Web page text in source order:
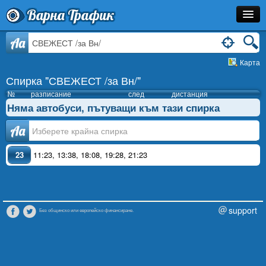
Варна Трафик
Спирка
Разписание
Как Да Стигна?
Инфо
Aa
Карта
Спирка "СВЕЖЕСТ /за Вн/"
№ разписание след дистанция
Няма автобуси, пътуващи към тази спирка
Аа
23 11:23, 13:38, 18:08, 19:28, 21:23
Без общинско или европейско финансиране. support